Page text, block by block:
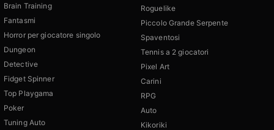
Brain Training
Fantasmi
Horror per giocatore singolo
Dungeon
Detective
Fidget Spinner
Top Playgama
Poker
Tuning Auto
Roguelike
Piccolo Grande Serpente
Spaventosi
Tennis a 2 giocatori
Pixel Art
Carini
RPG
Auto
Kikoriki